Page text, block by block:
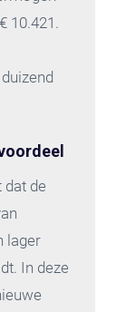
10.421.
dat de
lager
In deze